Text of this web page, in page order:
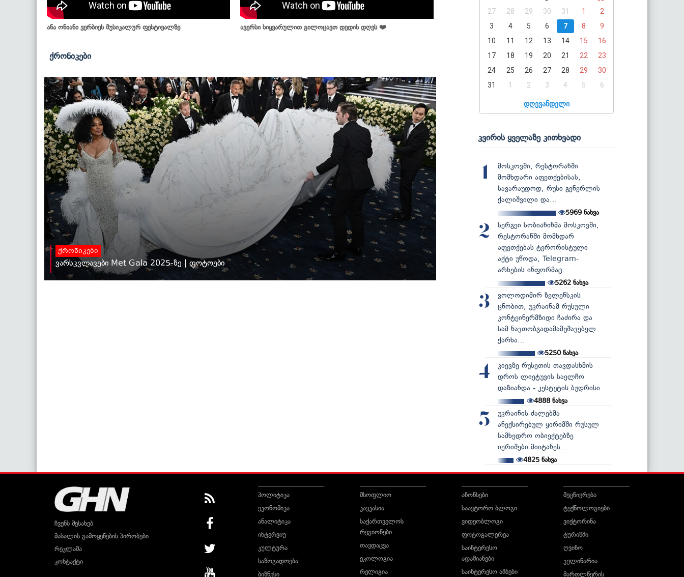
ანა ონიანი ვერბიეს მუსიკალურ ფესტივალზე ავერსი სიყვარულით გილოცავთ დედის დღეს ❤️
ქრონიკები
ქრონიკები
ვარსკვლავები Met Gala 2025-ზე | ფოტოები
27
28 29 30 31 1
2
3
4 5 6 7 8
9
10
11 12 13 14 15
16
17
18 19 20 21 22
23
24
25 26 27 28 29
30
31
1 2 3 4 5 6
დღევანდელი
კვირის ყველაზე კითხვადი
1
მოსკოვში, რესტორანში
მომხდარი აფეთქებისას,
სავარაუდოდ, რუსი გენერლის
ქალიშვილი და...
5969 ნახვა
2
სერგეი სობიანინმა მოსკოვში,
რესტორანში მომხდარ
აფეთქებას ტერორისტული
აქტი უწოდა, Telegram-
არხების ინფორმაც...
5262 ნახვა
3
ვოლოდიმირ ზელენსკის
ცნობით, უკრაინამ რუსული
კონტეინერმზიდი ჩაძირა და
სამ ნავთობგადამამუშავებელ
ქარხა...
5250ნახვა
4
კიევზე რუსეთის თავდასხმის
დროს ლიეტუვის საელჩო
დაზიანდა - კესტუტის ბუდრისი
4888ნახვა
5
უკრაინის ძალებმა
ანექსირებულ ყირიმში რუსულ
სამხედრო ობიექტებზე
იერიშები მიიტანეს...
4825 ნახვა
ჩვენს შესახებ
მასალის გამოყენების პირობები
რეკლამა
კონტაქტი
პოლიტიკა
ეკონომიკა
ანალიტიკა
ინტერვიუ
კულტურა
საზოგადოება
ბიზნესი
მსოფლიო
კავკასია
საქართველოს
რეგიონები
თავდაცვა
ეკოლოგია
რელიგია
ანონსები
საავტორო ბლოგი
ვიდეობლოგი
ფოტოგალერეა
საინტერესო
ადამიანები
საინტერესო ამბები
მეცნიერება
ტექნოლოგიები
ვიქტორინა
ტურიზმი
ღვინო
კულინარია
მართლწერის